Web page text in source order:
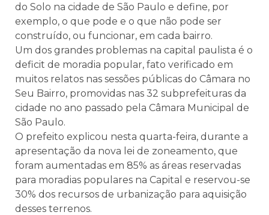
do Solo na cidade de São Paulo e define, por
exemplo, o que pode e o que não pode ser
construído, ou funcionar, em cada bairro.
Um dos grandes problemas na capital paulista é o
deficit de moradia popular, fato verificado em
muitos relatos nas sessões públicas do Câmara no
Seu Bairro, promovidas nas 32 subprefeituras da
cidade no ano passado pela Câmara Municipal de
São Paulo.
O prefeito explicou nesta quarta-feira, durante a
apresentação da nova lei de zoneamento, que
foram aumentadas em 85% as áreas reservadas
para moradias populares na Capital e reservou-se
30% dos recursos de urbanização para aquisição
desses terrenos.